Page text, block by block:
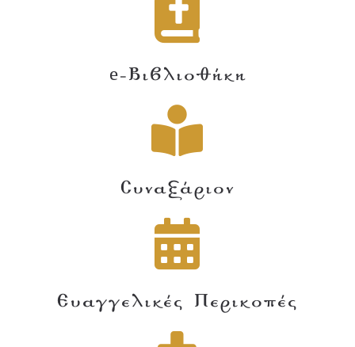
e-Βιβλιοθήκη
Συναξάριον
Ευαγγελικές Περικοπές